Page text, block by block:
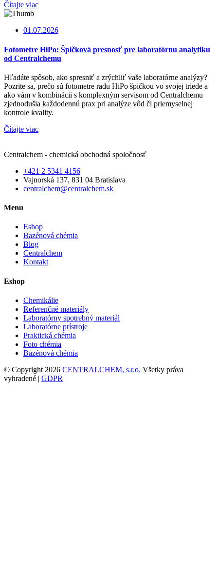
Čítajte viac
01.07.2026
Fotometre HiPo: Špičková presnosť pre laboratórnu analytiku
od Centralchemu
Hľadáte spôsob, ako spresniť a zrýchliť vaše laboratórne analýzy?
Pozrite sa, prečo sú fotometre radu HiPo špičkou vo svojej triede a
ako vám v kombinácii s komplexným servisom od Centralchemu
zjednodušia každodennú prax pri analýze vôd či priemyselnej
kontrole kvality.
Čítajte viac
Centralchem - chemická obchodná spoločnosť
+421 2 5341 4156
Vajnorská 137, 831 04 Bratislava
centralchem@centralchem.sk
Menu
Eshop
Bazénová chémia
Blog
Centralchem
Kontakt
Eshop
Chemikálie
Referenčné materiály
Laboratórny spotrebný materiál
Laboratórne prístroje
Praktická chémia
Foto chémia
Bazénová chémia
© Copyright 2026 CENTRALCHEM, s.r.o. Všetky práva
vyhradené | GDPR